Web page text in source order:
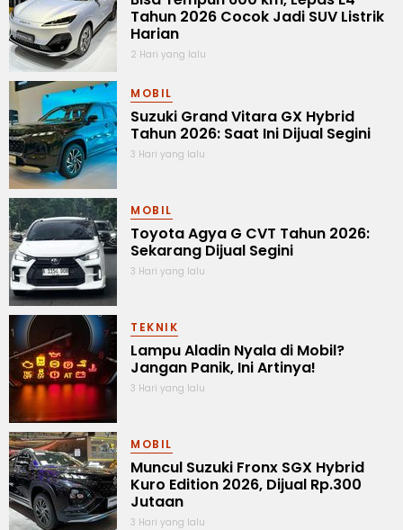
Tahun 2026 Cocok Jadi SUV Listrik
Harian
2 Hari yang lalu
MOBIL
Suzuki Grand Vitara GX Hybrid
Tahun 2026: Saat Ini Dijual Segini
3 Hari yang lalu
MOBIL
Toyota Agya G CVT Tahun 2026:
Sekarang Dijual Segini
3 Hari yang lalu
TEKNIK
Lampu Aladin Nyala di Mobil?
Jangan Panik, Ini Artinya!
3 Hari yang lalu
MOBIL
Muncul Suzuki Fronx SGX Hybrid
Kuro Edition 2026, Dijual Rp.300
Jutaan
3 Hari yang lalu